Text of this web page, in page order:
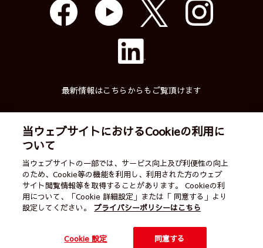
最新情報はこちらからもご覧頂けます
English ご利用案内 営業カレンダー
サイトマップ 個人情報保護方針 お問い合わせ
All Rights Reserved by
Musashi Seimitsu Industry Co., Ltd.
当ウェブサイトにおけるCookieの利用に
ついて
当ウェブサイトの一部では、サービス向上及び利便性の向上
のため、Cookie等の機能を利用し、利用された方のウェブ
サイト閲覧情報等を取得することがあります。 Cookieの利
用について、「Cookie 詳細設定」または「 同意する」より
設定してください。
プライバシーポリシーはこちら
Cookie 設定 同意する